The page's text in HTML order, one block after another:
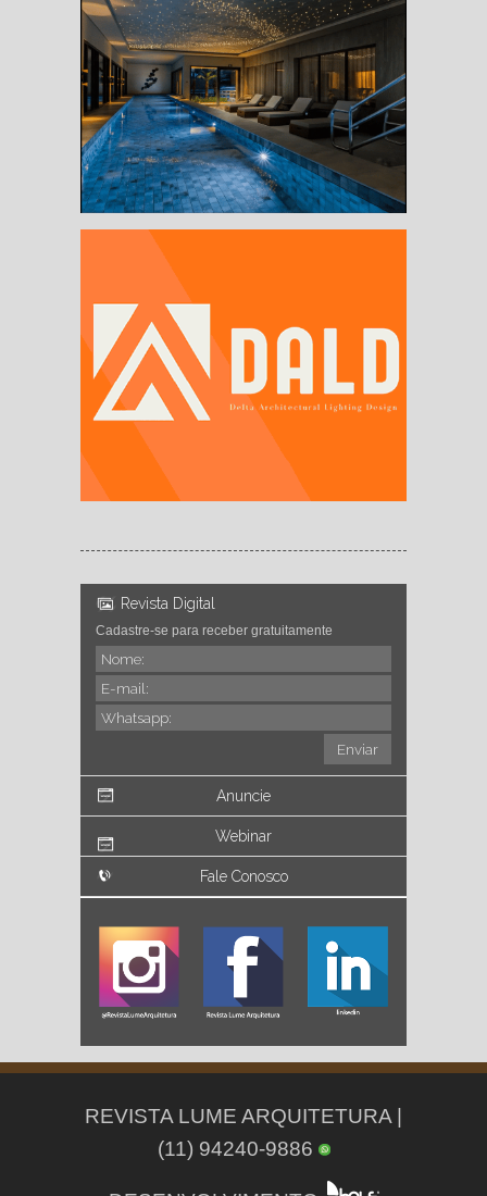
Revista Digital
Cadastre-se para receber gratuitamente
Anuncie
Webinar
Fale Conosco
REVISTA LUME ARQUITETURA |
(11) 94240-9886